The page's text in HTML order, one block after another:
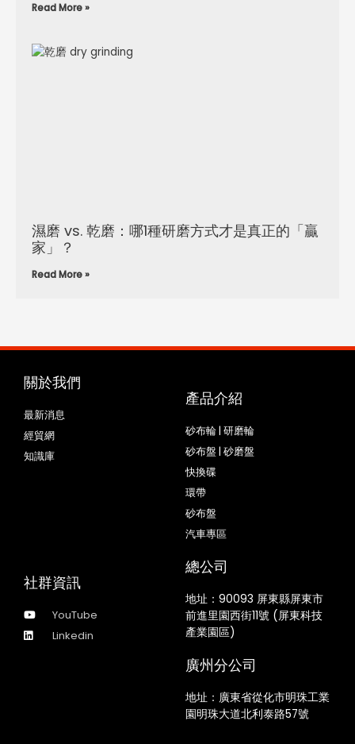
Read More »
濕磨 vs. 乾磨：哪1種研磨方式才是真正的「贏
家」？
Read More »
關於我們
最新消息
經貿網
知識庫
產品介紹
砂布輪 | 研磨輪
砂布盤 | 砂磨盤
快換碟
環帶
砂布盤
汽車專區
社群資訊
YouTube
Linkedin
總公司
地址： 90093 屏東縣屏東市
前進里園西街11號 (屏東科技
產業園區)
廣州分公司
地址：廣東省從化市明珠工業
園明珠大道北利泰路57號